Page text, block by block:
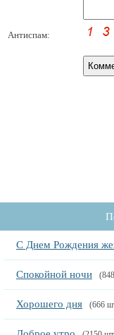
Антиспам:
С Днем Рождения
Спокойной ночи
Хорошего дня (666